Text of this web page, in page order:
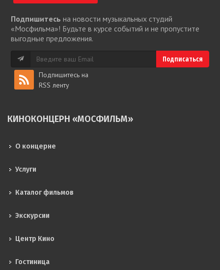
Подпишитесь на новости музыкальных студий
«Мосфильма»! Будьте в курсе событий и не пропустите
выгодные предложения.
Подпишитесь на
RSS ленту
КИНОКОНЦЕРН «МОСФИЛЬМ»
О концерне
Услуги
Каталог фильмов
Экскурсии
Центр Кино
Гостиница